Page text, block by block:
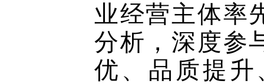
业经营主体率
分析，深度参
优、品质提